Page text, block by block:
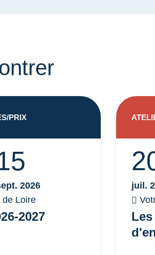
2027
2026
de Loire
PRIX
juil.